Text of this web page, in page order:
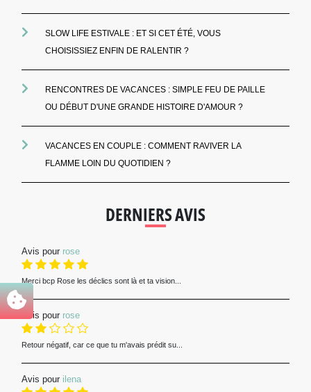
SLOW LIFE ESTIVALE : ET SI CET ÉTÉ, VOUS
CHOISISSIEZ ENFIN DE RALENTIR ?
RENCONTRES DE VACANCES : SIMPLE FEU DE PAILLE
OU DÉBUT D'UNE GRANDE HISTOIRE D'AMOUR ?
VACANCES EN COUPLE : COMMENT RAVIVER LA
FLAMME LOIN DU QUOTIDIEN ?
DERNIERS AVIS
Avis pour rose
Merci bcp Rose les déclics sont là et ta vision...
Avis pour rose
Retour négatif, car ce que tu m'avais prédit su...
Avis pour ilena